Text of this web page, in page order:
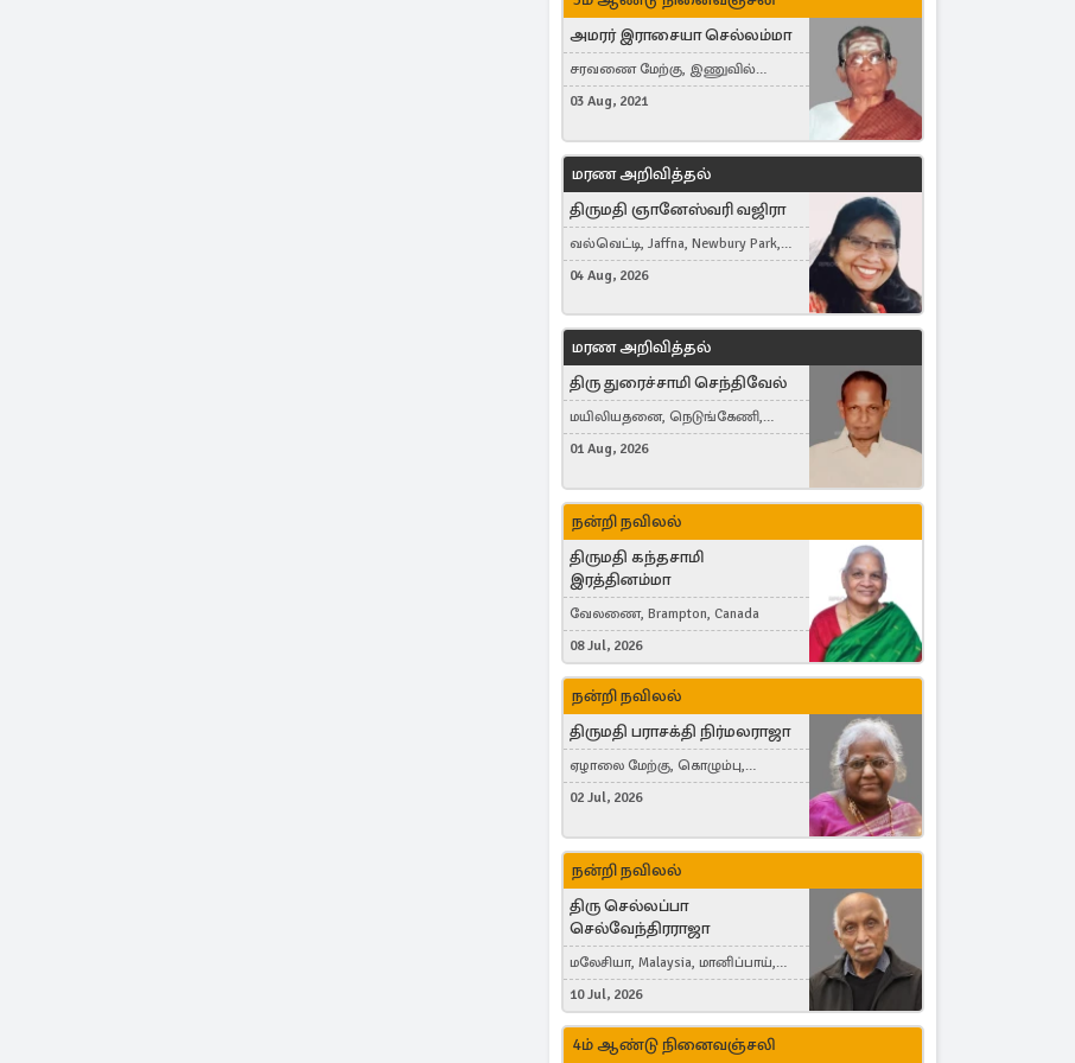
அமரர் இராசையா செல்லம்மா
சரவணை மேற்கு, இணுவில்
கிழக்கு
03 Aug, 2021
மரண அறிவித்தல்
திருமதி ஞானேஸ்வரி வஜிரா
வல்வெட்டி, Jaffna, Newbury Park,
United Kingdom
04 Aug, 2026
மரண அறிவித்தல்
திரு துரைச்சாமி செந்திவேல்
மயிலியதனை, நெடுங்கேணி,
கம்பர்மலை
01 Aug, 2026
நன்றி நவிலல்
திருமதி கந்தசாமி
இரத்தினம்மா
வேலணை, Brampton, Canada
08 Jul, 2026
நன்றி நவிலல்
திருமதி பராசக்தி நிர்மலராஜா
ஏழாலை மேற்கு, கொழும்பு,
தங்காலை, London, United Kingdom
02 Jul, 2026
நன்றி நவிலல்
திரு செல்லப்பா
செல்வேந்திரராஜா
மலேசியா, Malaysia, மானிப்பாய்,
Duisburg, Germany, London, United
Kingdom
10 Jul, 2026
4ம் ஆண்டு நினைவஞ்சலி